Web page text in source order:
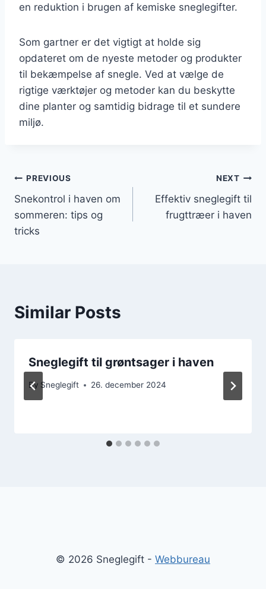
en reduktion i brugen af kemiske sneglegifter.
Som gartner er det vigtigt at holde sig
opdateret om de nyeste metoder og produkter
til bekæmpelse af snegle. Ved at vælge de
rigtige værktøjer og metoder kan du beskytte
dine planter og samtidig bidrage til et sundere
miljø.
Indlægsnavigation
PREVIOUS
Snekontrol i haven om
sommeren: tips og
tricks
NEXT
Effektiv sneglegift til
frugttræer i haven
Similar Posts
Sneglegift til grøntsager i haven
By Sneglegift 26. december 2024
© 2026 Sneglegift - Webbureau